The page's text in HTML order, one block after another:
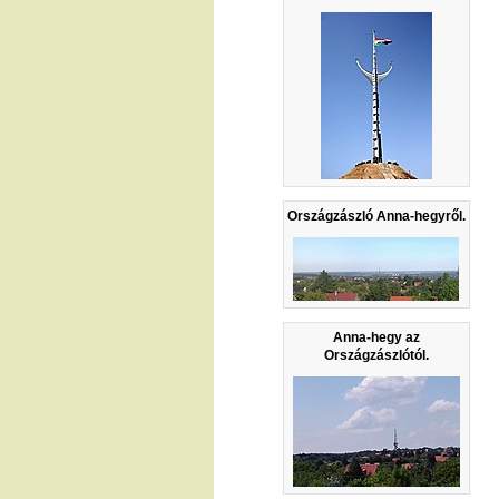
Országzászló Anna-hegyről.
Anna-hegy az
Országzászlótól.